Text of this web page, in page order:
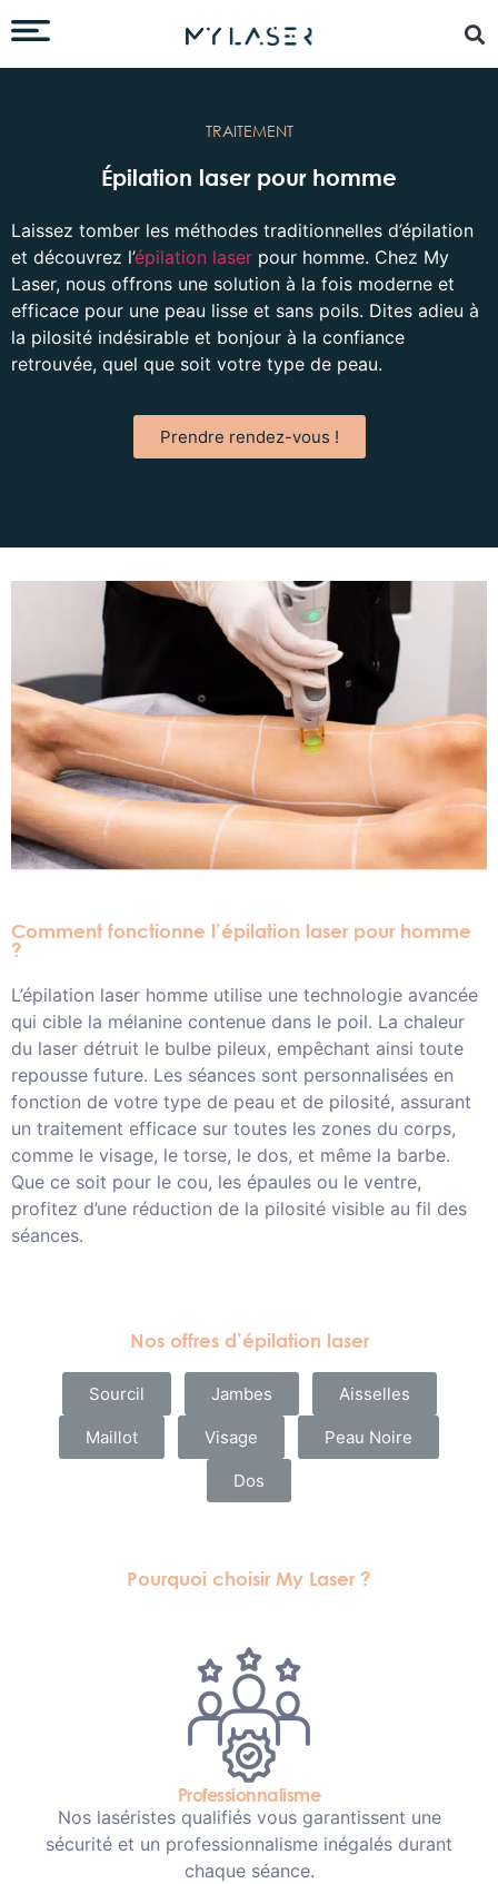
TRAITEMENT
Épilation laser pour homme
Laissez tomber les méthodes traditionnelles d’épilation
et découvrez l’épilation laser pour homme. Chez My
Laser, nous offrons une solution à la fois moderne et
efficace pour une peau lisse et sans poils. Dites adieu à
la pilosité indésirable et bonjour à la confiance
retrouvée, quel que soit votre type de peau.
Prendre rendez-vous !
Comment fonctionne l’épilation laser pour homme
?
L’épilation laser homme utilise une technologie avancée
qui cible la mélanine contenue dans le poil. La chaleur
du laser détruit le bulbe pileux, empêchant ainsi toute
repousse future. Les séances sont personnalisées en
fonction de votre type de peau et de pilosité, assurant
un traitement efficace sur toutes les zones du corps,
comme le visage, le torse, le dos, et même la barbe.
Que ce soit pour le cou, les épaules ou le ventre,
profitez d’une réduction de la pilosité visible au fil des
séances.
Nos offres d’épilation laser
Sourcil Jambes Aisselles
Maillot Visage Peau Noire
Dos
Pourquoi choisir My Laser ?
Professionnalisme
Nos laséristes qualifiés vous garantissent une
sécurité et un professionnalisme inégalés durant
chaque séance.